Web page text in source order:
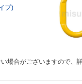
プ)
場合がございますので、